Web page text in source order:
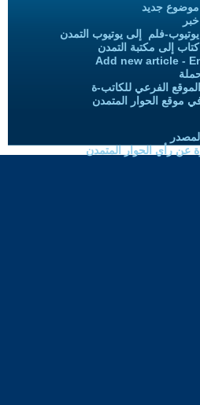
موضوع جديد
فلم إلى يوتيوب التمدن
إلى مكتبة التمدن
Add new article -
الفرعي للكاتب-ة
موقع الحوار المتمدن
عن رأي الحوار المتمدن